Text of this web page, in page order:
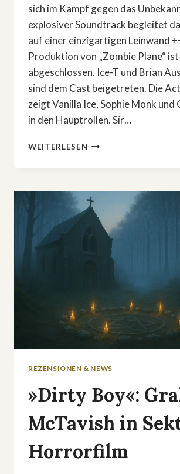
sich im Kampf gegen das
explosiver Soundtrack begleitet
auf einer einzigartigen Leinwand
Produktion von „Zombie Plane“
abgeschlossen. Ice-T und Brian
sind dem Cast beigetreten. Die
zeigt Vanilla Ice, Sophie Monk und
in den Hauptrollen. Sir…
WEITERLESEN »ZOMBIE
ACTIONSTARS
AN
DER
GOLDKÜSTE
AUSTRALIENS
REZENSIONEN & NEWS
»Dirty Boy«:
McTavish in
Horrorfilm